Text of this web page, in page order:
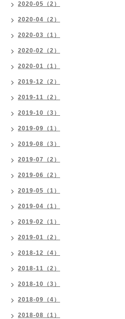
2020-05（2）
2020-04（2）
2020-03（1）
2020-02（2）
2020-01（1）
2019-12（2）
2019-11（2）
2019-10（3）
2019-09（1）
2019-08（3）
2019-07（2）
2019-06（2）
2019-05（1）
2019-04（1）
2019-02（1）
2019-01（2）
2018-12（4）
2018-11（2）
2018-10（3）
2018-09（4）
2018-08（1）